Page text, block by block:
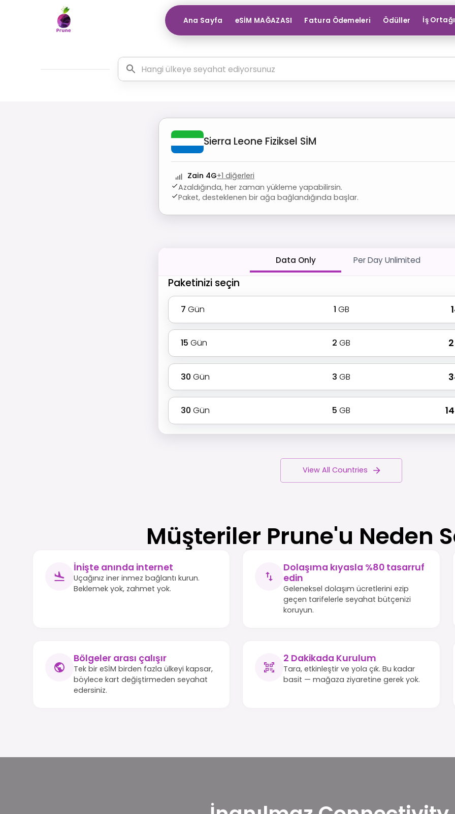
Ana Sayfa eSİM MAĞAZASI Fatura Ödemeleri Ödüller İş
Sierra Leone Fiziksel SİM
Zain 4G+1 diğerleri
Azaldığında, her zaman yükleme yapabilirsin.
Paket, desteklenen bir ağa bağlandığında başlar.
Data Only Per Day Unlimited
Paketinizi seçin
7 Gün 1 GB
15 Gün 2 GB
30 Gün 3 GB
30 Gün 5 GB ₹
View All Countries
Müşteriler Prune'u Neden
İnişte anında internet
Uçağınız iner inmez bağlantı kurun.
Beklemek yok, zahmet yok.
Dolaşıma kıyasla %80 tasarruf
edin
Geleneksel dolaşım ücretlerini ezip
geçen tarifelerle seyahat bütçenizi
koruyun.
Bölgeler arası çalışır
Tek bir eSİM birden fazla ülkeyi kapsar,
böylece kart değiştirmeden seyahat
edersiniz.
2 Dakikada Kurulum
Tara, etkinleştir ve yola çık. Bu kadar
basit — mağaza ziyaretine gerek yok.